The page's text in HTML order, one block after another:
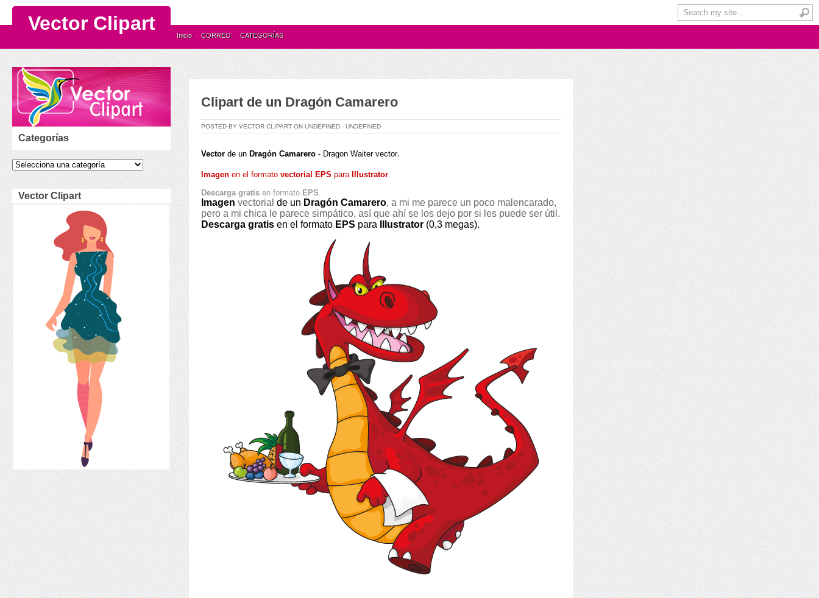
Vector Clipart
Inicio CORREO CATEGORÍAS
Categorías
Vector Clipart
Clipart de un Dragón Camarero
POSTED BY VECTOR CLIPART ON UNDEFINED - UNDEFINED
Vector de un Dragón Camarero - Dragon Waiter vector.
Imagen en el formato vectorial EPS para Illustrator.
Descarga gratis en formato EPS.
Imagen vectorial de un Dragón Camarero, a mi me parece un poco malencarado,
pero a mi chica le parece simpático, así que ahí se los dejo por si les puede ser útil.
Descarga gratis en el formato EPS para Illustrator (0,3 megas).